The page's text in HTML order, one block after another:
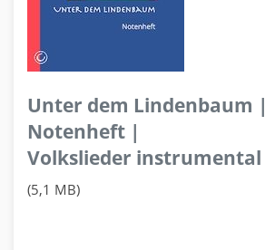
Unter dem Lindenbaum |
Notenheft |
Volkslieder instrumental
(5,1 MB)